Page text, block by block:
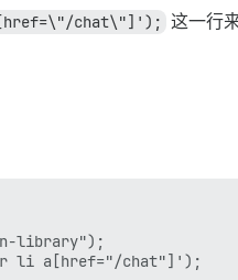
chat\"]'); 这一行
library");
li a[href="/chat"]');